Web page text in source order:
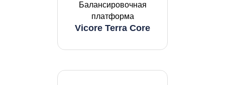
Балансировочная
платформа
Vicore Terra Core